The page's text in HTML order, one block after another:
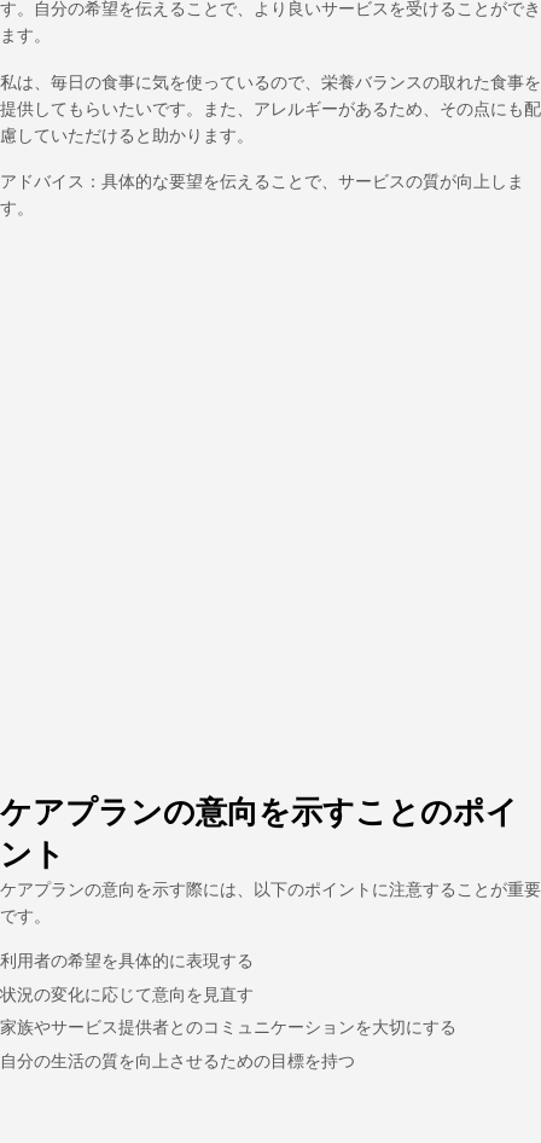
す。自分の希望を伝えることで、より良いサービスを受けることができ
ます。
私は、毎日の食事に気を使っているので、栄養バランスの取れた食事を
提供してもらいたいです。また、アレルギーがあるため、その点にも配
慮していただけると助かります。
アドバイス：具体的な要望を伝えることで、サービスの質が向上しま
す。
ケアプランの意向を示すことのポイ
ント
ケアプランの意向を示す際には、以下のポイントに注意することが重要
です。
利用者の希望を具体的に表現する
状況の変化に応じて意向を見直す
家族やサービス提供者とのコミュニケーションを大切にする
自分の生活の質を向上させるための目標を持つ